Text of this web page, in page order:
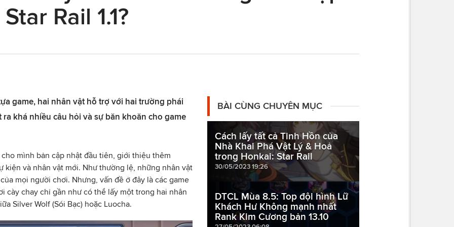
Rail 1.1?
game, hai nhân vật hỗ trợ với hai trường phái
ra khá nhiều câu hỏi và sự băn khoăn cho game
mình bản cập nhật đầu tiên, giới thiệu thêm
kiện và nhân vật mới. Như thường lệ, những nhân vật
mọi người chơi. Nhưng, vấn đề ở đây là các game
cày chay chỉ gần như có thể lấy một trong hai nhân
Silver Wolf (Sói Bạc) hoặc Luocha.
BÀI CÙNG CHUYÊN MỤC
Cách lấy tất cả Tinh Hồn của
Nhà Khai Phá Vật Lý & Hoả
trong Honkai: Star Rail
30/05/2023 19:26
DTCL Mùa 8.5: Top đội hình Lữ
Khách Hư Không mạnh nhất
Rank Kim Cương bản 13.10